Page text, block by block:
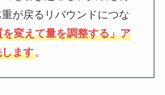
が戻るリバウンドにつな
を変えて量を調整する」ア
ます。